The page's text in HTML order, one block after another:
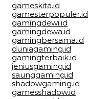
gameskita.id
gamesterpopuler.id
gamingdewi.id
gamingdewa.id
gamingbersama.id
duniagaming.id
gamingterbaik.id
jeniusgaming.id
saunggaming.id
shadowgaming.id
gamesshadow.id